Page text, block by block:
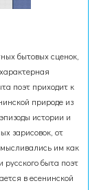
бытовых сценок,
поэт приходит к
природе из
истории и
зарисовок, от
им как
быта поэт
в есенинской